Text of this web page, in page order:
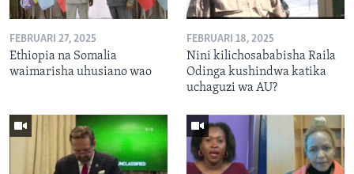
FEBRUARI 27, 2025
Ethiopia na Somalia
waimarisha uhusiano wao
FEBRUARI 18, 2025
Nini kilichosababisha Raila
Odinga kushindwa katika
uchaguzi wa AU?